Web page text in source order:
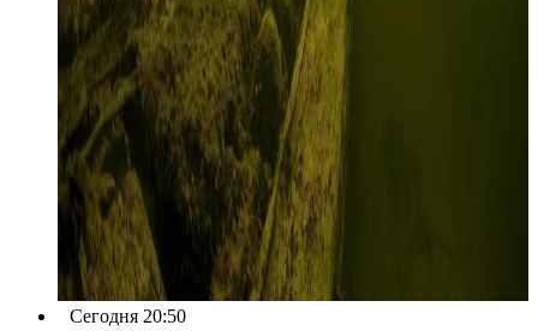
Сегодня 20:50